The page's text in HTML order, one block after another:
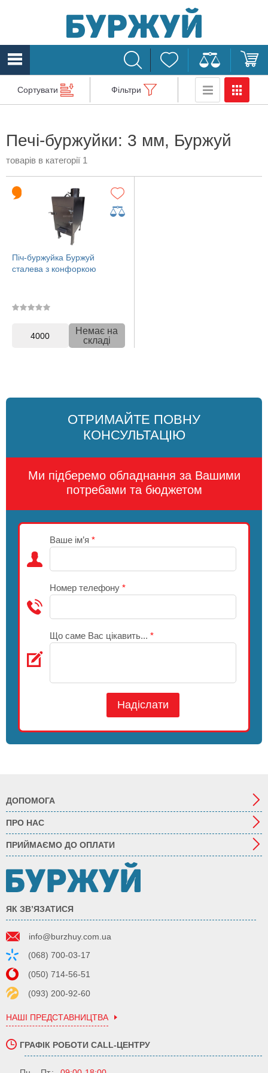
Сортувати Фільтри
Печі-буржуйки: 3 мм, Буржуй
товарів в категорії 1
Піч-буржуйка Буржуй
сталева з конфоркою
4000
Немає на
складі
ОТРИМАЙТЕ ПОВНУ
КОНСУЛЬТАЦІЮ
Ми підберемо обладнання за Вашими
потребами та бюджетом
Ваше ім’я *
Номер телефону *
Що саме Вас цікавить... *
Надіслати
ДОПОМОГА
ПРО НАС
ПРИЙМАЄМО ДО ОПЛАТИ
ЯК ЗВ’ЯЗАТИСЯ
info@burzhuy.com.ua
(068) 700-03-17
(050) 714-56-51
(093) 200-92-60
НАШІ ПРЕДСТАВНИЦТВА
ГРАФІК РОБОТИ CALL-ЦЕНТРУ